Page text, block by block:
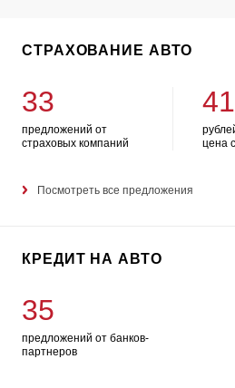
СТРАХОВАНИЕ АВТО
33
предложений от
страховых компаний
цена
Посмотреть все предложения
КРЕДИТ НА АВТО
35
предложений от банков-
партнеров